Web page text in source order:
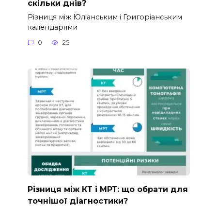
скільки днів?
Різниця між Юліанським і Григоріанським
календарями
0 25
Різниця між КТ і МРТ: що обрати для
точнішої діагностики?